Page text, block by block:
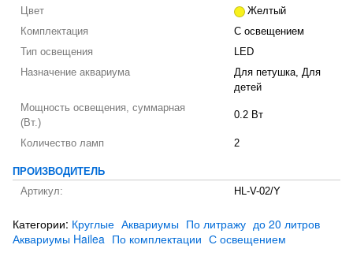
Цвет
Желтый
Комплектация
С освещением
Тип освещения
LED
Назначение аквариума
Для петушка, Для
детей
Мощность освещения, суммарная
(Вт.)
0.2 Вт
Количество ламп 2
ПРОИЗВОДИТЕЛЬ
Артикул:
HL-V-02/Y
Категории: Круглые Аквариумы По литражу до 20 литров
Аквариумы Hailea По комплектации С освещением